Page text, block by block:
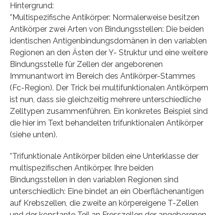
Hintergrund:
*Multispezifische Antikörper: Normalerweise besitzen
Antikörper zwei Arten von Bindungsstellen: Die beiden
identischen Antigenbindungsdomänen in den variablen
Regionen an den Ästen der Y- Struktur und eine weitere
Bindungsstelle für Zellen der angeborenen
Immunantwort im Bereich des Antikörper-Stammes
(Fc-Region). Der Trick bei multifunktionalen Antikörpern
ist nun, dass sie gleichzeitig mehrere unterschiedliche
Zelltypen zusammenführen. Ein konkretes Beispiel sind
die hier im Text behandelten trifunktionalen Antikörper
(siehe unten).
*Trifunktionale Antikörper bilden eine Unterklasse der
multispezifischen Antikörper. Ihre beiden
Bindungsstellen in den variablen Regionen sind
unterschiedlich: Eine bindet an ein Oberflächenantigen
auf Krebszellen, die zweite an körpereigene T-Zellen